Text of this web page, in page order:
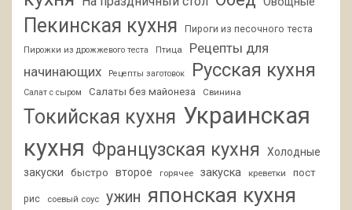
Пекинская кухня Пироги из песочного теста
Пирожки из дрожжевого теста Птица
Рецепты для
начинающих
Рецепты заготовок Русская кухня
Салат с сыром Салаты без майонеза Свинина
Токийская кухня Украинская
кухня Французская кухня
Холодные
закуски
быстро второе горячее закуска креветки пост
рис соевый соус ужин японская кухня